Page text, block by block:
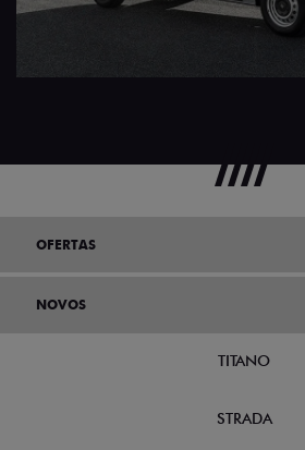
OFERTAS
NOVOS
TITANO
STRADA